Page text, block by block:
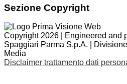
Sezione Copyright
Copyright 2026 | Engineered and
Spaggiari Parma S.p.A. |
Media
Disclaimer trattamento dati